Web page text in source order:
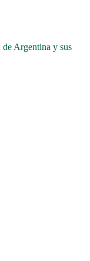
de Argentina y sus